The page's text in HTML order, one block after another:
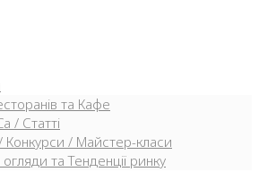
та Кафе
/ Статті
Конкурси / Майстер-класи
огляди та Тенденції ринку